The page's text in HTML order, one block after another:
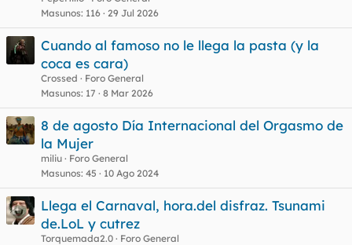
Masunos 116 29 Jul 2026
Cuando al famoso no le llega la pasta (y la
coca es cara)
Crossed
Foro General
Masunos 17 8 Mar 2026
8 de agosto Día Internacional del Orgasmo de
la Mujer
miliu
Foro General
Masunos 45 10 Ago 2024
Llega el Carnaval, hora.del disfraz. Tsunami
de.LoL y cutrez
Torquemada2.0
Foro General